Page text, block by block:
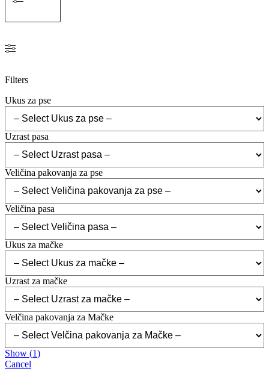
Filters
Ukus za pse
Uzrast pasa
Veličina pakovanja za pse
Veličina pasa
Ukus za mačke
Uzrast za mačke
Velčina pakovanja za Mačke
Show (1)
Cancel